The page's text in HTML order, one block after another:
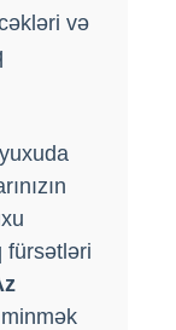
və
fürsətləri